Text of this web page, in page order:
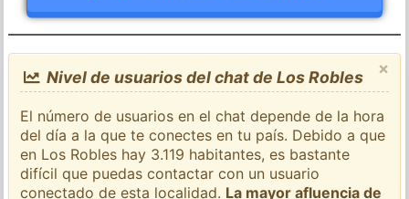
×
Nivel de usuarios del chat de Los Robles
El número de usuarios en el chat depende de la hora
del día a la que te conectes en tu país. Debido a que
en Los Robles hay 3.119 habitantes, es bastante
difícil que puedas contactar con un usuario
conectado de esta localidad. La mayor afluencia de